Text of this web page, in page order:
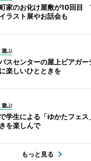
家のお化け屋敷が10回目
ラスト展やお話会も
遊ぶ
スセンターの屋上ビアガ
楽しいひとときを
遊ぶ
学生による「ゆかたフェ
を楽しんで
もっと見る